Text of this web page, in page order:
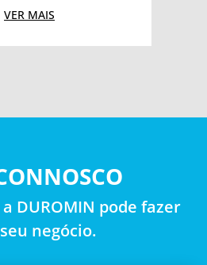
VER MAIS
DUROMIN pode fazer
negócio.